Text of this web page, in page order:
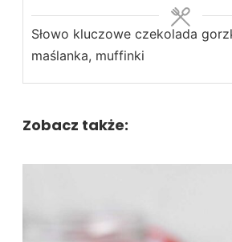
Słowo kluczowe czekolada
maślanka, muffinki
Zobacz także: